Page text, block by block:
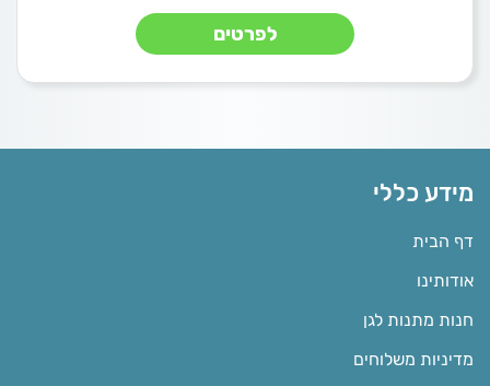
לפרטים
מידע כללי
דף הבית
אודותינו
חנות מתנות לגן
מדיניות משלוחים